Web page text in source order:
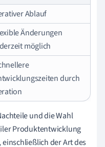
Ablauf
Änderungen
möglich
durch
und die Wahl
Produktentwicklung
der Art des